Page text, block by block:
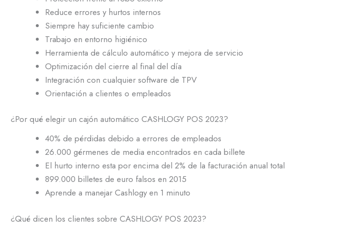
Reduce errores y hurtos internos
Siempre hay suficiente cambio
Trabajo en entorno higiénico
Herramienta de cálculo automático y mejora de servicio
Optimización del cierre al final del día
Integración con cualquier software de TPV
Orientación a clientes o empleados
¿Por qué elegir un cajón automático CASHLOGY POS 2023?
40% de pérdidas debido a errores de empleados
26.000 gérmenes de media encontrados en cada billete
El hurto interno esta por encima del 2% de la facturación anual total
899.000 billetes de euro falsos en 2015
Aprende a manejar Cashlogy en 1 minuto
¿Qué dicen los clientes sobre CASHLOGY POS 2023?